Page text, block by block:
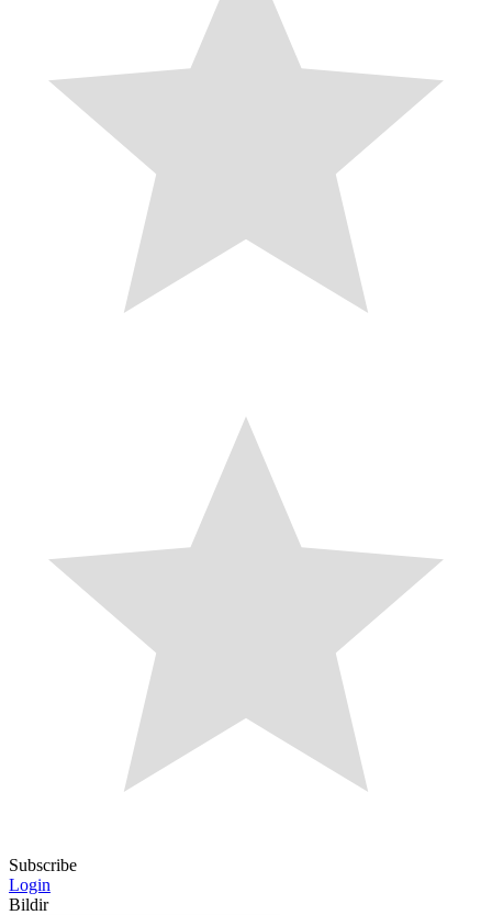
Subscribe
Login
Bildir